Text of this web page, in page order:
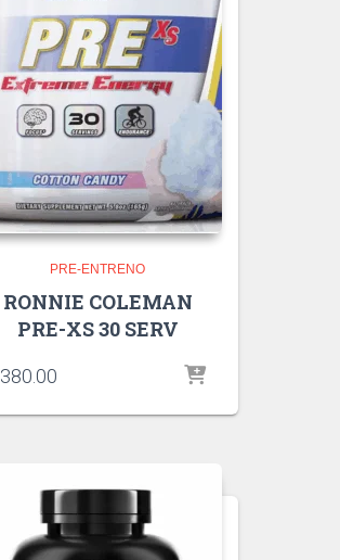
PRE-ENTRENO
RONNIE COLEMAN
PRE-XS 30 SERV
380.00